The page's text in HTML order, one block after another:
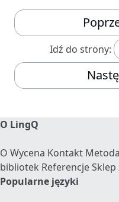
Idź do strony:
O LingQ
O Wycena Kontakt
bibliotek Referencje
Popularne języki